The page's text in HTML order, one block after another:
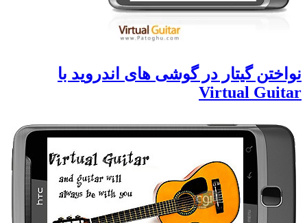
نواختن گیتار در گوشی های اندروید با
Virtual Guitar